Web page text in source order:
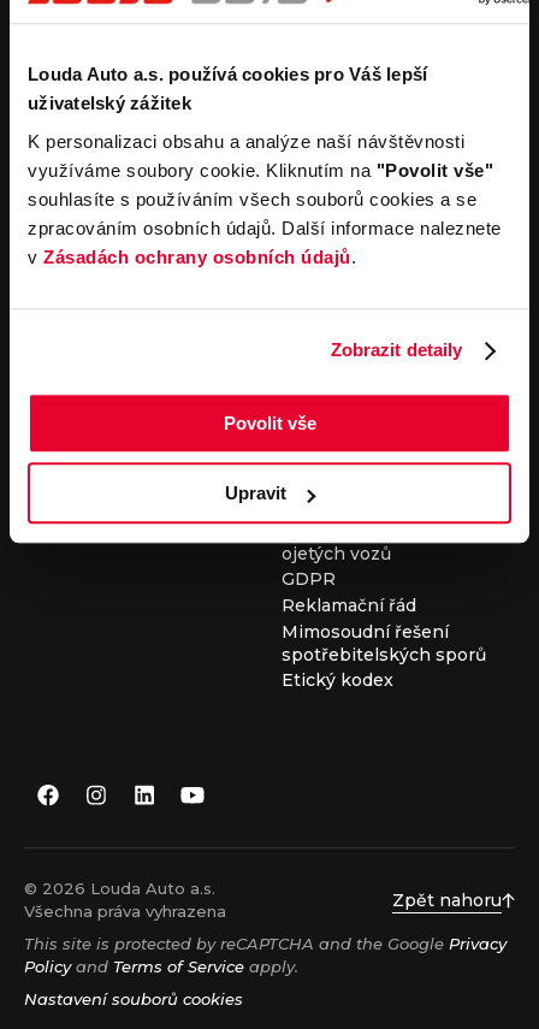
Louda Auto a.s. používá cookies pro Váš lepší
uživatelský zážitek
K personalizaci obsahu a analýze naší návštěvnosti
využíváme soubory cookie. Kliknutím na "Povolit vše"
souhlasíte s používáním všech souborů cookies a se
zpracováním osobních údajů. Další informace naleznete
v Zásadách ochrany osobních údajů.
Zobrazit detaily
Povolit vše
Upravit
Koupit užitkový vůz
Pronájem
Carsharing
Autopůjčovna
Operativní leasing
Společnost
Louda Auto+ Poděbrady
Obytné vozy
Novinky
Kariéra
Servisní služby
Servis
Důležité odkazy
Cookies
Všeobecné obchodní
podmínky pro online
vozidel
Všeobecné obchodní
podmínky pro provádění
servisních prací
Všeobecné obchodní
podmínky při nákupu
ojetých vozů
GDPR
Reklamační řád
Mimosoudní řešení
spotřebitelských sporů
Etický kodex
© 2026 Louda Auto a.s.
Všechna práva vyhrazena
Zpět nahoru
This site is protected by reCAPTCHA and the Google Privacy
Policyand Terms of Service apply.
Nastavení souborů cookies